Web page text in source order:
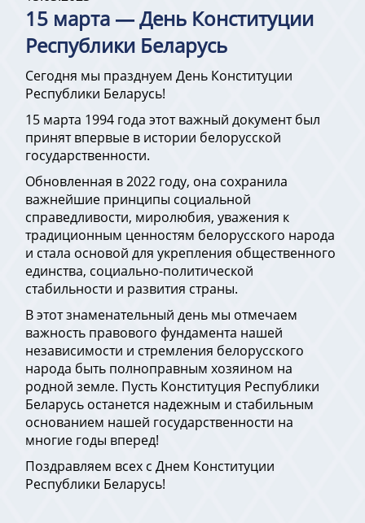
15 марта — День Конституции
Республики Беларусь
Сегодня мы празднуем День Конституции
Республики Беларусь!
15 марта 1994 года этот важный документ был
принят впервые в истории белорусской
государственности.
Обновленная в 2022 году, она сохранила
важнейшие принципы социальной
справедливости, миролюбия, уважения к
традиционным ценностям белорусского народа
и стала основой для укрепления общественного
единства, социально-политической
стабильности и развития страны.
В этот знаменательный день мы отмечаем
важность правового фундамента нашей
независимости и стремления белорусского
народа быть полноправным хозяином на
родной земле. Пусть Конституция Республики
Беларусь останется надежным и стабильным
основанием нашей государственности на
многие годы вперед!
Поздравляем всех с Днем Конституции
Республики Беларусь!